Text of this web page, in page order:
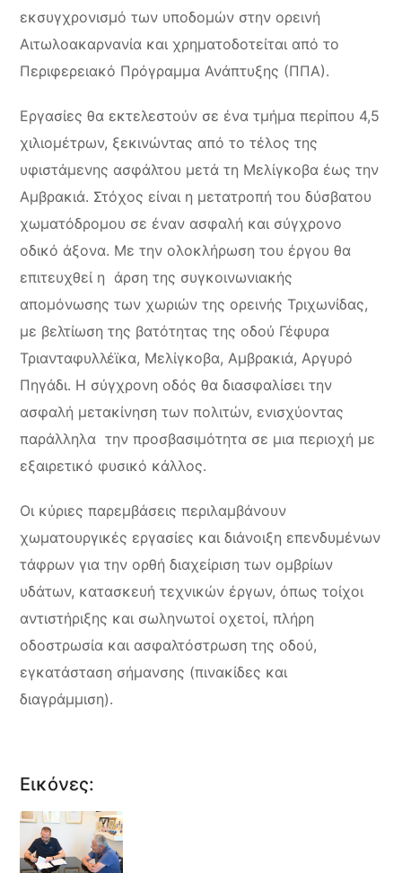
εκσυγχρονισμό των υποδομών στην ορεινή
Αιτωλοακαρνανία και χρηματοδοτείται από το
Περιφερειακό Πρόγραμμα Ανάπτυξης (ΠΠΑ).
Εργασίες θα εκτελεστούν σε ένα τμήμα περίπου 4,5
χιλιομέτρων, ξεκινώντας από το τέλος της
υφιστάμενης ασφάλτου μετά τη Μελίγκοβα έως την
Αμβρακιά. Στόχος είναι η μετατροπή του δύσβατου
χωματόδρομου σε έναν ασφαλή και σύγχρονο
οδικό άξονα. Με την ολοκλήρωση του έργου θα
επιτευχθεί η άρση της συγκοινωνιακής
απομόνωσης των χωριών της ορεινής Τριχωνίδας,
με βελτίωση της βατότητας της οδού Γέφυρα
Τριανταφυλλέϊκα, Μελίγκοβα, Αμβρακιά, Αργυρό
Πηγάδι. Η σύγχρονη οδός θα διασφαλίσει την
ασφαλή μετακίνηση των πολιτών, ενισχύοντας
παράλληλα την προσβασιμότητα σε μια περιοχή με
εξαιρετικό φυσικό κάλλος.
Οι κύριες παρεμβάσεις περιλαμβάνουν
χωματουργικές εργασίες και διάνοιξη επενδυμένων
τάφρων για την ορθή διαχείριση των ομβρίων
υδάτων, κατασκευή τεχνικών έργων, όπως τοίχοι
αντιστήριξης και σωληνωτοί οχετοί, πλήρη
οδοστρωσία και ασφαλτόστρωση της οδού,
εγκατάσταση σήμανσης (πινακίδες και
διαγράμμιση).
Εικόνες: